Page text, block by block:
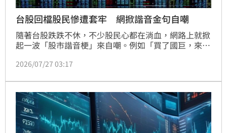
台股回檔股民慘遭套牢 網掀諧音金句自嘲
隨著台股跌跌不休，不少股民心都在淌血，網路上就掀
起一波「股市諧音梗」來自嘲。例如「買了國巨，來生
起來看。
2026/07/27 03:17